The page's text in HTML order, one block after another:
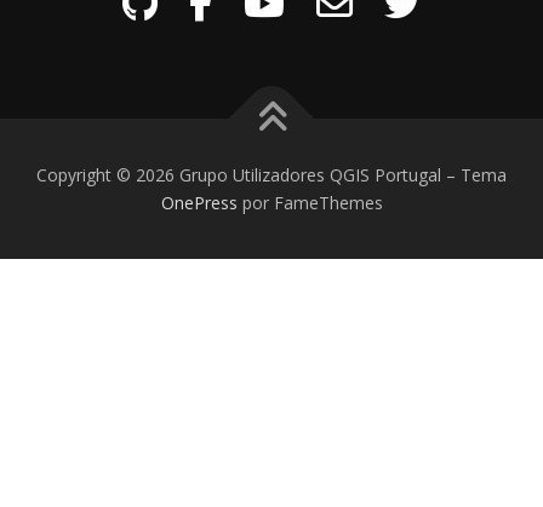
Copyright © 2026 Grupo Utilizadores QGIS Portugal – Tema
OnePress por FameThemes